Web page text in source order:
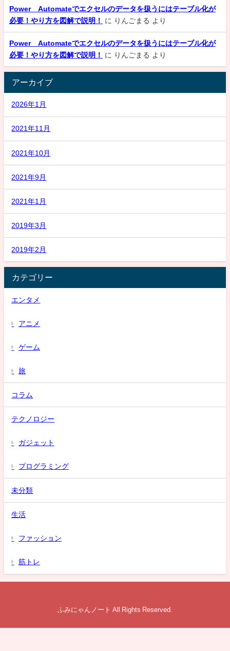
Power Automateでエクセルのデータを扱うにはテーブル化が
必要！やり方を図解で説明！
に りんごまる より
Power Automateでエクセルのデータを扱うにはテーブル化が
必要！やり方を図解で説明！
に りんごまる より
アーカイブ
2026年1月
2021年11月
2021年10月
2021年9月
2021年1月
2019年3月
2019年2月
カテゴリー
エンタメ
アニメ
ゲーム
旅
コラム
テクノロジー
ガジェット
プログラミング
未分類
生活
ファッション
筋トレ
ふみにゃんノート All Rights Reserved.